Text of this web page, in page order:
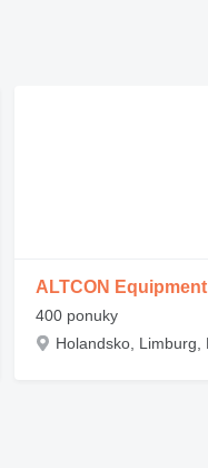
ALTCON Equipment
400 ponuky